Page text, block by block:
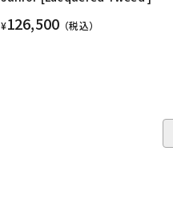
¥126,500 （税込）